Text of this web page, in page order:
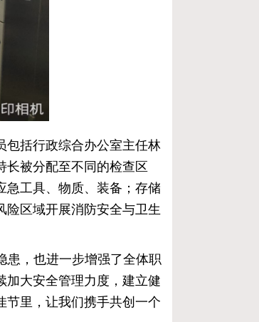
包括行政综合办公室主任林
被分配至不同的检查区
急工具、物质、装备；存储
险区域开展消防安全与卫生
患，也进一步增强了全体职
加大安全管理力度，建立健
节里，让我们携手共创一个